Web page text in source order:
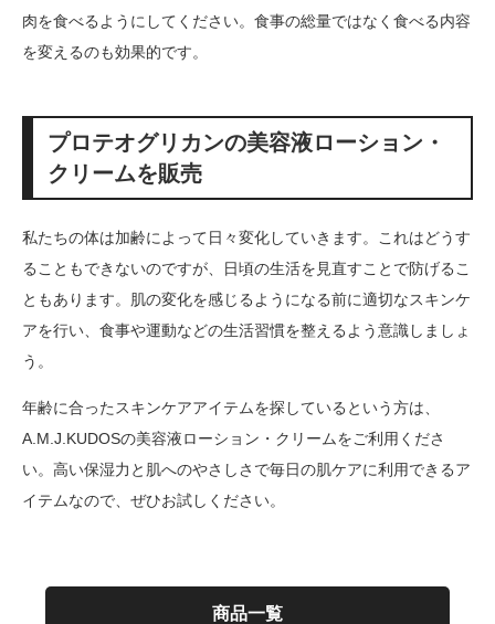
肉を食べるようにしてください。食事の総量ではなく食べる内容
を変えるのも効果的です。
プロテオグリカンの美容液ローション・
クリームを販売
私たちの体は加齢によって日々変化していきます。これはどうす
ることもできないのですが、日頃の生活を見直すことで防げるこ
ともあります。肌の変化を感じるようになる前に適切なスキンケ
アを行い、食事や運動などの生活習慣を整えるよう意識しましょ
う。
年齢に合ったスキンケアアイテムを探しているという方は、
A.M.J.KUDOSの美容液ローション・クリームをご利用くださ
い。高い保湿力と肌へのやさしさで毎日の肌ケアに利用できるア
イテムなので、ぜひお試しください。
商品一覧